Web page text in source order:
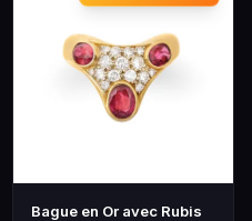
Bague en Or avec Rubis